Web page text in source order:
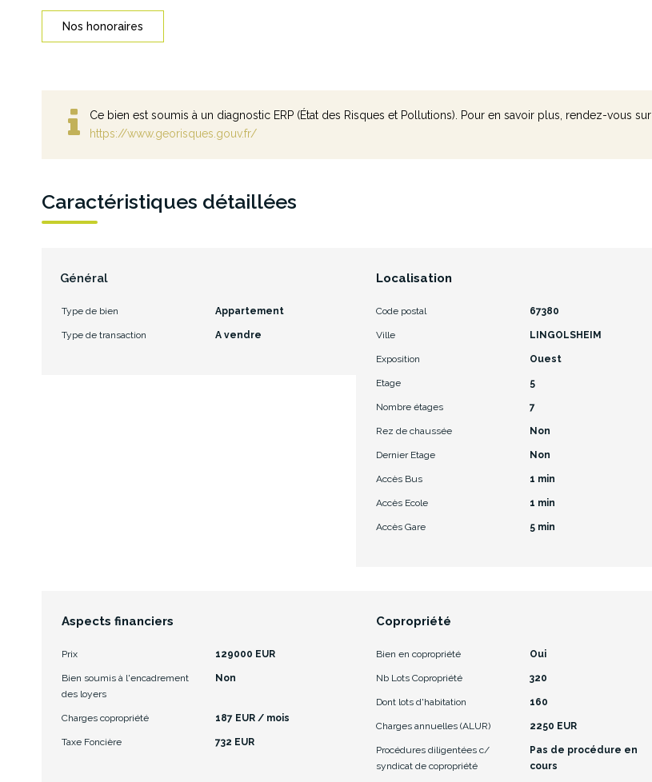
Nos honoraires
Ce bien est soumis à un diagnostic ERP (État des Risques et Pollutions). Pour en savoir plus, rendez-vous sur
https://www.georisques.gouv.fr/
Caractéristiques détaillées
Général
Type de bien Appartement
Type de transaction A vendre
Localisation
Code postal 67380
Ville LINGOLSHEIM
Exposition Ouest
Etage 5
Nombre étages 7
Rez de chaussée Non
Dernier Etage Non
Accès Bus 1 min
Accès Ecole 1 min
Accès Gare 5 min
Aspects financiers
Prix 129000 EUR
Bien soumis à l'encadrement
des loyers
Non
Charges copropriété 187 EUR / mois
Taxe Foncière 732 EUR
Copropriété
Bien en copropriété Oui
Nb Lots Copropriété 320
Dont lots d'habitation 160
Charges annuelles (ALUR) 2250 EUR
Procédures diligentées c/
syndicat de copropriété
Pas de procédure en
cours